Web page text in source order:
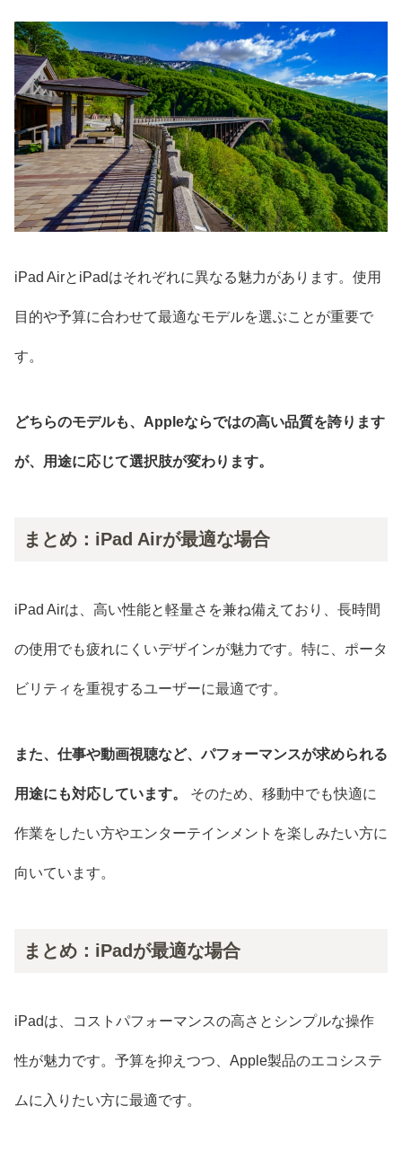
iPad AirとiPadはそれぞれに異なる魅力があります。使用
目的や予算に合わせて最適なモデルを選ぶことが重要で
す。
どちらのモデルも、Appleならではの高い品質を誇ります
が、用途に応じて選択肢が変わります。
まとめ：iPad Airが最適な場合
iPad Airは、高い性能と軽量さを兼ね備えており、長時間
の使用でも疲れにくいデザインが魅力です。特に、ポータ
ビリティを重視するユーザーに最適です。
また、仕事や動画視聴など、パフォーマンスが求められる
用途にも対応しています。 そのため、移動中でも快適に
作業をしたい方やエンターテインメントを楽しみたい方に
向いています。
まとめ：iPadが最適な場合
iPadは、コストパフォーマンスの高さとシンプルな操作
性が魅力です。予算を抑えつつ、Apple製品のエコシステ
ムに入りたい方に最適です。